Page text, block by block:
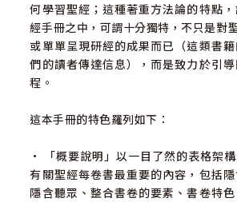
何學習聖經；這種著重方法論的特點
經手冊之中，可謂十分獨特，不只是對
或單單呈現研經的成果而已（這類書
們的讀者傳達信息），而是致力於引
程。
這本手冊的特色羅列如下：
• 「概要說明」以一目了然的表格架
有關聖經每卷書最重要的內容，包括隱
隱含聽眾、整合書卷的要素、書卷特